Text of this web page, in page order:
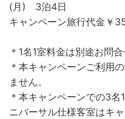
(月) 3泊4日
キャンペーン旅行代金￥
＊1名1室料金は別途お問合
＊本キャンペーンご利用
ません。
＊本キャンペーンでの3
ニバーサル仕様客室はキ